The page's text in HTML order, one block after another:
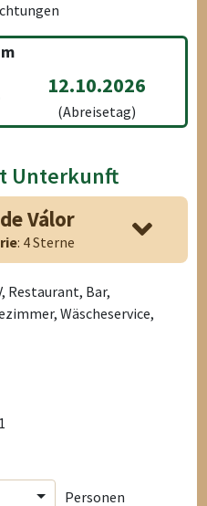
12.10.2026
(Abreisetag)
Unterkunft
Válor
: 4 Sterne
Restaurant, Bar,
Wäscheservice,
Personen